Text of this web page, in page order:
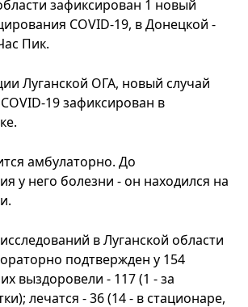
зафиксирован 1 новый
COVID-19, в Донецкой -
Пик.
Луганской ОГА, новый случай
19 зафиксирован в
амбулаторно. До
у него болезни - он находился на
в Луганской области
подтвержден у 154
выздоровели - 117 (1 - за
лечатся - 36 (14 - в стационаре,